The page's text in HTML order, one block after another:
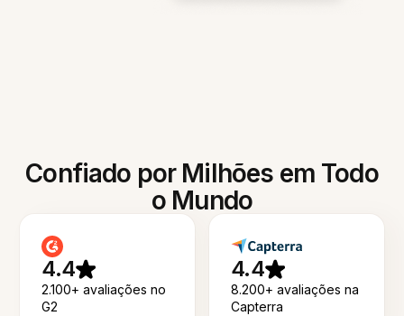
Confiado por Milhões em Todo
o Mundo
4.4
2.100+ avaliações no
G2
4.4
8.200+ avaliações na
Capterra